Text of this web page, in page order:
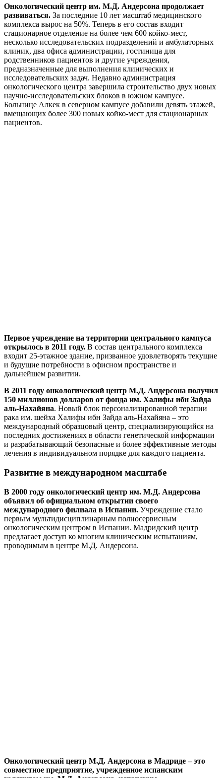
Онкологический центр им. М.Д. Андерсона продолжает
развиваться. За последние 10 лет масштаб медицинского
комплекса вырос на 50%. Теперь в его состав входит
стационарное отделение на более чем 600 койко-мест,
несколько исследовательских подразделений и амбулаторных
клиник, два офиса администрации, гостиница для
родственников пациентов и другие учреждения,
предназначенные для выполнения клинических и
исследовательских задач. Недавно администрация
онкологического центра завершила строительство двух новых
научно-исследовательских блоков в южном кампусе.
Больнице Алкек в северном кампусе добавили девять этажей,
вмещающих более 300 новых койко-мест для стационарных
пациентов.
Первое учреждение на территории центрального кампуса
открылось в 2011 году. В состав центрального комплекса
входит 25-этажное здание, призванное удовлетворять текущие
и будущие потребности в офисном пространстве и
дальнейшем развитии.
В 2011 году онкологический центр М.Д. Андерсона получил
150 миллионов долларов от фонда им. Халифы ибн Зайда
аль-Нахайяна. Новый блок персонализированной терапии
рака им. шейха Халифы ибн Зайда аль-Нахайяна – это
международный образцовый центр, специализирующийся на
последних достижениях в области генетической информации
и разрабатывающий безопасные и более эффективные методы
лечения в индивидуальном порядке для каждого пациента.
Развитие в международном масштабе
В 2000 году онкологический центр им. М.Д. Андерсона
объявил об официальном открытии своего
международного филиала в Испании. Учреждение стало
первым мультидисциплинарным полносервисным
онкологическим центром в Испании. Мадридский центр
предлагает доступ ко многим клиническим испытаниям,
проводимым в центре М.Д. Андерсона.
Онкологический центр М.Д. Андерсона в Мадриде – это
совместное предприятие, учрежденное испанским